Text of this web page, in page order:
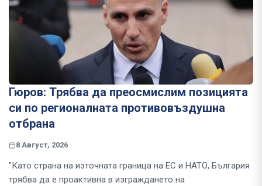
Гюров: Трябва да преосмислим позицията
си по регионалната противовъздушна
отбрана
8 Август, 2026
"Като страна на източната граница на ЕС и НАТО, България
трябва да е проактивна в изграждането на